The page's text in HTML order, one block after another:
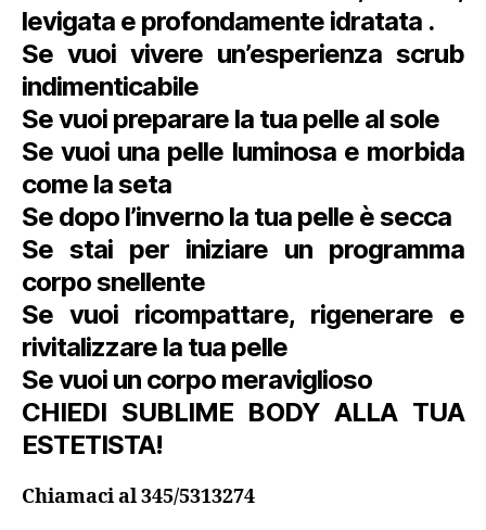
levigata e profondamente idratata .
Se vuoi vivere un’esperienza scrub
indimenticabile
Se vuoi preparare la tua pelle al sole
Se vuoi una pelle luminosa e morbida
come la seta
Se dopo l’inverno la tua pelle è secca
Se stai per iniziare un programma
corpo snellente
Se vuoi ricompattare, rigenerare e
rivitalizzare la tua pelle
Se vuoi un corpo meraviglioso
CHIEDI SUBLIME BODY ALLA TUA
ESTETISTA!
Chiamaci al 345/5313274